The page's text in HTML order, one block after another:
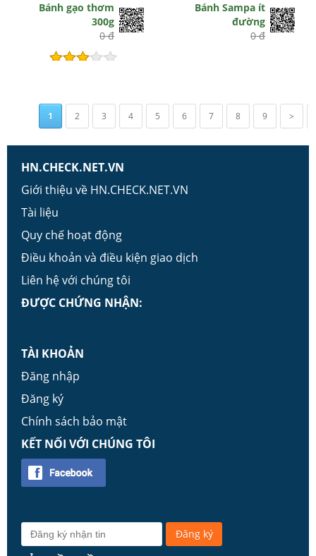
Bánh gạo thơm
300g
0 đ
Bánh Sampa ít
đường
0 đ
1 2 3 4 5 6 7 8 9 >
HN.CHECK.NET.VN
Giới thiệu về HN.CHECK.NET.VN
Tài liệu
Quy chế hoạt động
Điều khoản và điều kiện giao dịch
Liên hệ với chúng tôi
ĐƯỢC CHỨNG NHẬN:
TÀI KHOẢN
Đăng nhập
Đăng ký
Chính sách bảo mật
KẾT NỐI VỚI CHÚNG TÔI